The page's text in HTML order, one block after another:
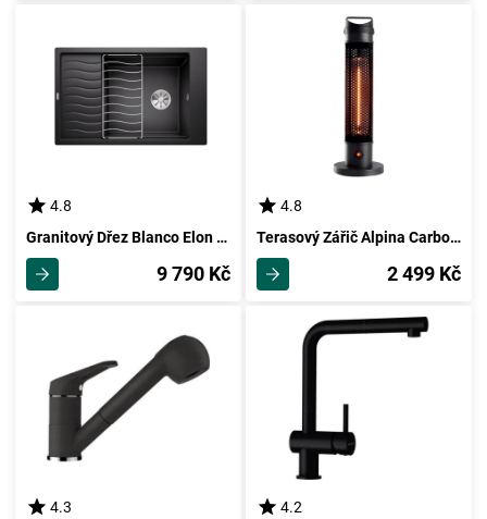
4.8
Granitový Dřez Blanco Elon Xl 6 S
9 790 Kč
4.8
Terasový Zářič Alpina Carbon 800w
2 499 Kč
4.3 4.2